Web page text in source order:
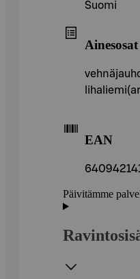
Suomi
Ainesosat
EAN
Päivitämme